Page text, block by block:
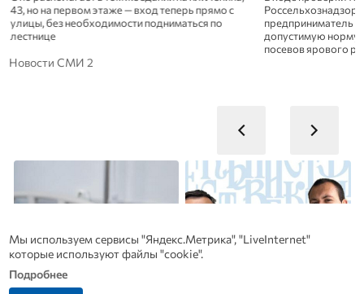
43, но на первом этаже — вход теперь прямо с
улицы, без необходимости подниматься по
лестнице
предприниматель
допустимую норму
посевов ярового
Новости СМИ 2
Мы используем сервисы "Яндекс.Метрика", "LiveInternet"
которые используют файлы "cookie".
Подробнее